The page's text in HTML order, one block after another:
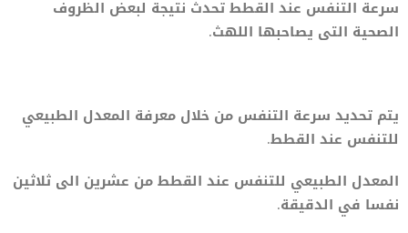
سرعة التنفس عند القطط تحدث نتيجة لبعض الظروف
الصحية التى يصاحبها اللهث.
يتم تحديد سرعة التنفس من خلال معرفة المعدل الطبيعي
للتنفس عند القطط.
المعدل الطبيعي للتنفس عند القطط من عشرين الى ثلاثين
نفسا في الدقيقة.